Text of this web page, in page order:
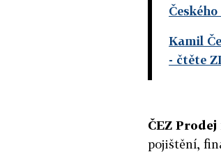
Kamil
- čtěte
ČEZ Prodej
pojištění,